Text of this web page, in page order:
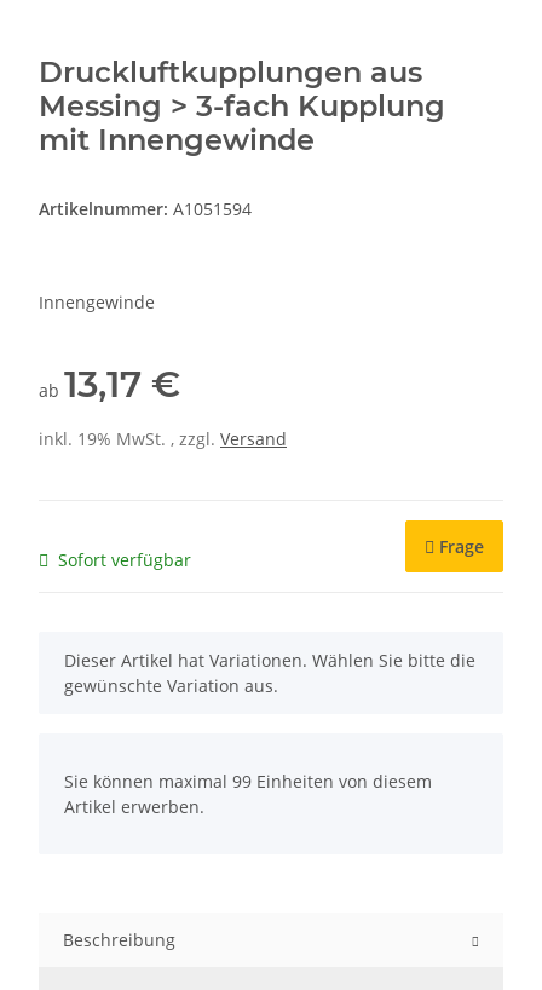
Druckluftkupplungen aus
Messing > 3-fach Kupplung
mit Innengewinde
Artikelnummer: A1051594
Innengewinde
ab 13,17 €
inkl. 19% MwSt. , zzgl. Versand
Sofort verfügbar
Frage
x
Dieser Artikel hat Variationen. Wählen Sie bitte die
gewünschte Variation aus.
Sie können maximal 99 Einheiten von diesem
Artikel erwerben.
Beschreibung